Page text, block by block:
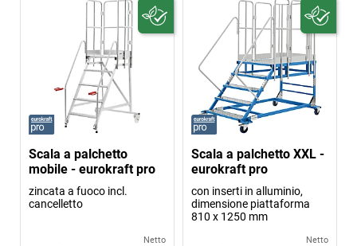
Scala a palchetto
mobile - eurokraft pro
zincata a fuoco incl.
cancelletto
Netto
Scala a palchetto XXL -
eurokraft pro
con inserti in alluminio,
dimensione piattaforma
810 x 1250 mm
Netto